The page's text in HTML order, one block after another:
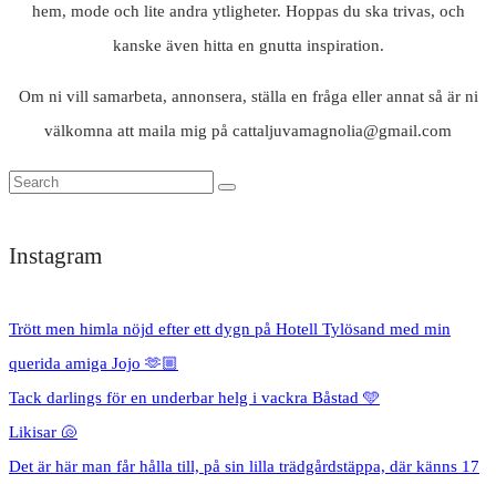
hem, mode och lite andra ytligheter. Hoppas du ska trivas, och
kanske även hitta en gnutta inspiration.
Om ni vill samarbeta, annonsera, ställa en fråga eller annat så är ni
välkomna att maila mig på cattaljuvamagnolia@gmail.com
Instagram
Trött men himla nöjd efter ett dygn på Hotell Tylösand med min
querida amiga Jojo 🫶🏼
Tack darlings för en underbar helg i vackra Båstad 🩵
Likisar 🐚
Det är här man får hålla till, på sin lilla trädgårdstäppa, där känns 17